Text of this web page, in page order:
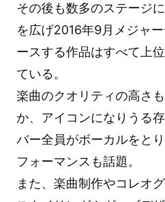
その後も数多のステージ
を広げ2016年9月メジャ
ースする作品はすべて上
ている。
楽曲のクオリティの高さ
か、アイコンになりうる
バー全員がボーカルをと
フォーマンスも話題。
また、楽曲制作やコレオ